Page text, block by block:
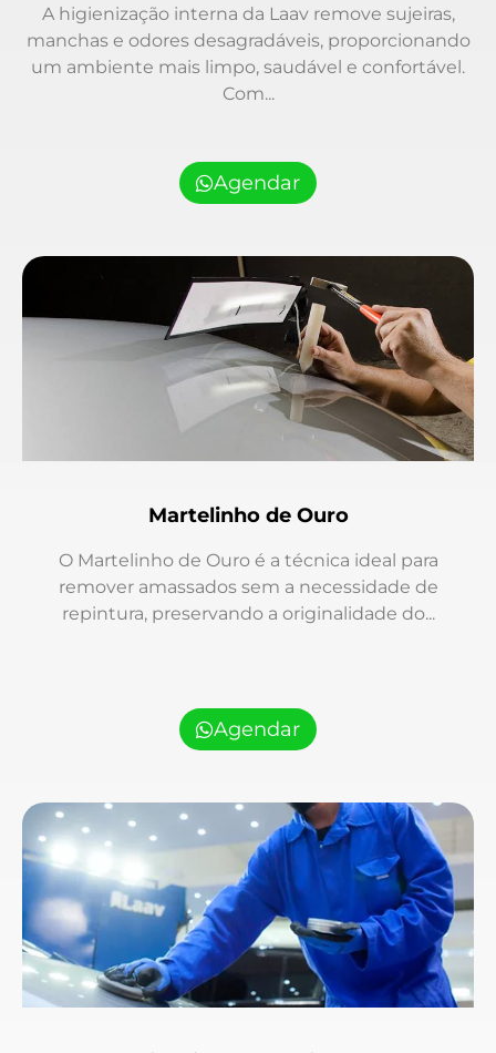
A higienização interna da Laav remove sujeiras,
manchas e odores desagradáveis, proporcionando
um ambiente mais limpo, saudável e confortável.
Com...
Agendar
Martelinho de Ouro
O Martelinho de Ouro é a técnica ideal para
remover amassados sem a necessidade de
repintura, preservando a originalidade do...
Agendar